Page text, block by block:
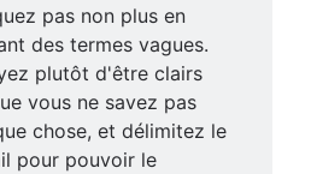
pas non plus en
des termes vagues.
plutôt d'être clairs
vous ne savez pas
chose, et délimitez le
pour pouvoir le